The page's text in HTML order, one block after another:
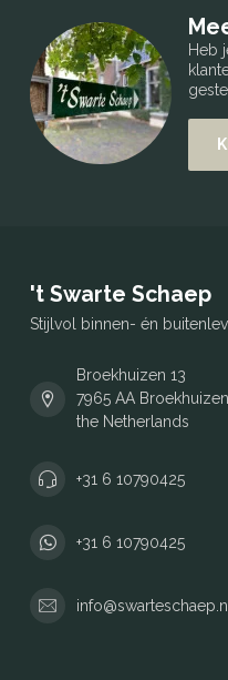
Heb
't Swarte Schaep
Stijlvol binnen- én
Broekhuizen 13
7965 AA
the Netherlands
+31 6 10790425
+31 6 10790425
info@swarteschaep.nl